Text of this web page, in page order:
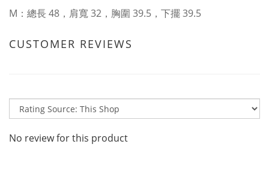
M：總長 48，肩寬 32，胸圍 39.5，下擺 39.5
CUSTOMER REVIEWS
No review for this product